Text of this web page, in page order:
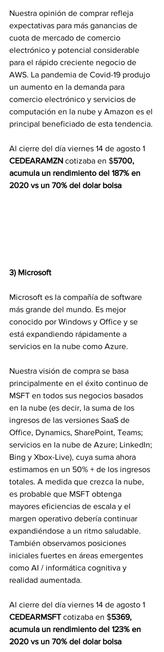
Nuestra opinión de comprar refleja
expectativas para más ganancias de
cuota de mercado de comercio
electrónico y potencial considerable
para el rápido creciente negocio de
AWS. La pandemia de Covid-19 produjo
un aumento en la demanda para
comercio electrónico y servicios de
computación en la nube y Amazon es el
principal beneficiado de esta tendencia.
Al cierre del día viernes 14 de agosto 1
CEDEARAMZN cotizaba en $5700,
acumula un rendimiento del 187% en
2020 vs un 70% del dolar bolsa
3) Microsoft
Microsoft es la compañía de software
más grande del mundo. Es mejor
conocido por Windows y Office y se
está expandiendo rápidamente a
servicios en la nube como Azure.
Nuestra visión de compra se basa
principalmente en el éxito continuo de
MSFT en todos sus negocios basados
en la nube (es decir, la suma de los
ingresos de las versiones SaaS de
Office, Dynamics, SharePoint, Teams;
servicios en la nube de Azure; LinkedIn;
Bing y Xbox-Live), cuya suma ahora
estimamos en un 50% + de los ingresos
totales. A medida que crezca la nube,
es probable que MSFT obtenga
mayores eficiencias de escala y el
margen operativo debería continuar
expandiéndose a un ritmo saludable.
También observamos posiciones
iniciales fuertes en áreas emergentes
como AI / informática cognitiva y
realidad aumentada.
Al cierre del día viernes 14 de agosto 1
CEDEARMSFT cotizaba en $5369,
acumula un rendimiento del 123% en
2020 vs un 70% del dolar bolsa